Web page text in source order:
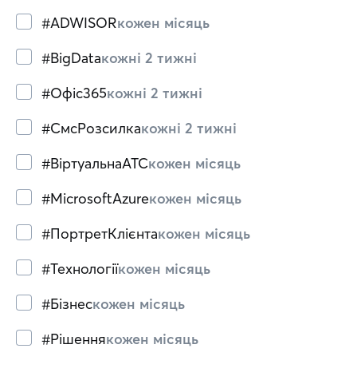
#ADWISORкожен місяць
#BigDataкожні 2 тижні
#Офіс365кожні 2 тижні
#СмсРозсилкакожні 2 тижні
#ВіртуальнаATCкожен місяць
#MicrosoftAzureкожен місяць
#ПортретКлієнтакожен місяць
#Технологіїкожен місяць
#Бізнескожен місяць
#Рішеннякожен місяць